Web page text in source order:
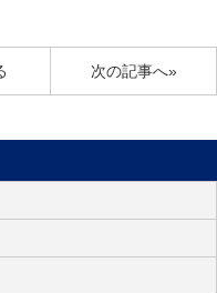
次の記事へ»